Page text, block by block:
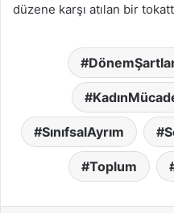
düzene karşı atılan bir
SınıfsalAyrım
Toplum